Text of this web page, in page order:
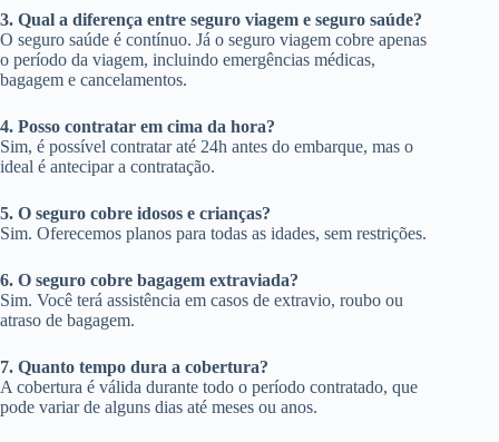
3. Qual a diferença entre seguro viagem e seguro saúde?
O seguro saúde é contínuo. Já o seguro viagem cobre apenas
o período da viagem, incluindo emergências médicas,
bagagem e cancelamentos.
4. Posso contratar em cima da hora?
Sim, é possível contratar até 24h antes do embarque, mas o
ideal é antecipar a contratação.
5. O seguro cobre idosos e crianças?
Sim. Oferecemos planos para todas as idades, sem restrições.
6. O seguro cobre bagagem extraviada?
Sim. Você terá assistência em casos de extravio, roubo ou
atraso de bagagem.
7. Quanto tempo dura a cobertura?
A cobertura é válida durante todo o período contratado, que
pode variar de alguns dias até meses ou anos.